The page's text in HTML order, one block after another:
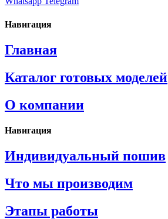
Навигация
Главная
Каталог готовых моделей
О компании
Навигация
Индивидуальный пошив
Что мы производим
Этапы работы